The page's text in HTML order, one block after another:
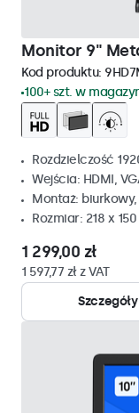
Monitor 9"
Kod produktu:
100+ szt. w
Rozdzielczość
Wejścia: HDMI,
Montaż:
Rozmiar: 218 x
1 299,00 zł
1 597,77 zł z VAT
Szczegóły